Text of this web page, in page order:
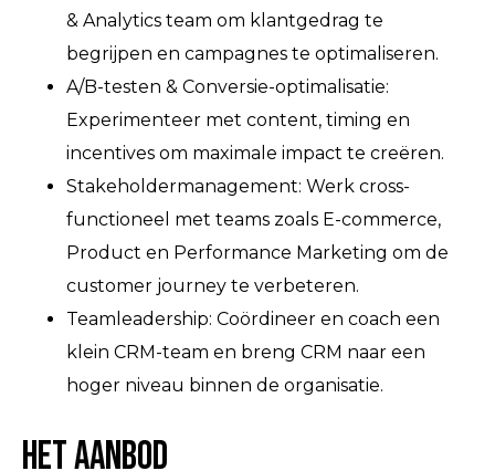
& Analytics team om klantgedrag te
begrijpen en campagnes te optimaliseren.
A/B-testen & Conversie-optimalisatie:
Experimenteer met content, timing en
incentives om maximale impact te creëren.
Stakeholdermanagement: Werk cross-
functioneel met teams zoals E-commerce,
Product en Performance Marketing om de
customer journey te verbeteren.
Teamleadership: Coördineer en coach een
klein CRM-team en breng CRM naar een
hoger niveau binnen de organisatie.
Het aanbod